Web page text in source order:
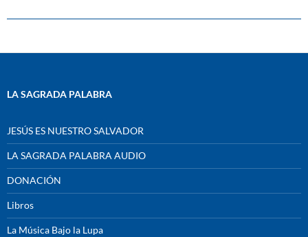
LA SAGRADA PALABRA
JESÚS ES NUESTRO SALVADOR
LA SAGRADA PALABRA AUDIO
DONACIÓN
Libros
La Música Bajo la Lupa